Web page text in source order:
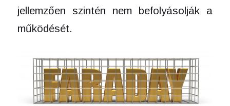
jellemzően szintén nem befolyásolják a
működését.